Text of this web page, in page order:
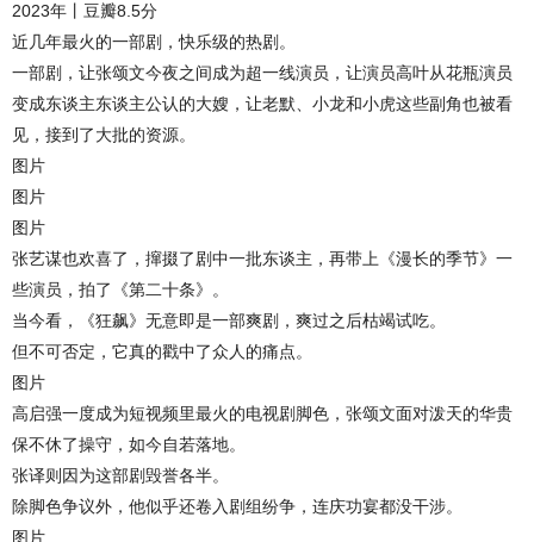
2023年丨豆瓣8.5分
近几年最火的一部剧，快乐级的热剧。
一部剧，让张颂文今夜之间成为超一线演员，让演员高叶从花瓶演员
变成东谈主东谈主公认的大嫂，让老默、小龙和小虎这些副角也被看
见，接到了大批的资源。
图片
图片
图片
张艺谋也欢喜了，撺掇了剧中一批东谈主，再带上《漫长的季节》一
些演员，拍了《第二十条》。
当今看，《狂飙》无意即是一部爽剧，爽过之后枯竭试吃。
但不可否定，它真的戳中了众人的痛点。
图片
高启强一度成为短视频里最火的电视剧脚色，张颂文面对泼天的华贵
保不休了操守，如今自若落地。
张译则因为这部剧毁誉各半。
除脚色争议外，他似乎还卷入剧组纷争，连庆功宴都没干涉。
图片